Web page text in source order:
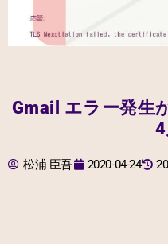
Gmail エラー発生
4
松浦 臣吾 2020-04-24